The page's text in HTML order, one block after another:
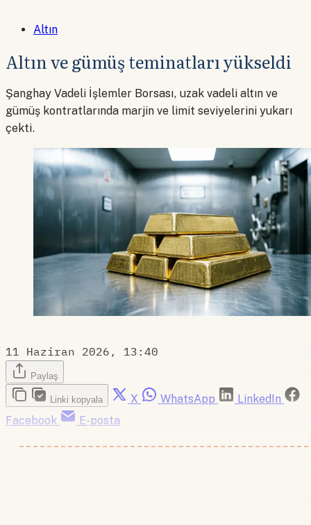
Altın
Altın ve gümüş teminatları yükseldi
Şanghay Vadeli İşlemler Borsası, uzak vadeli altın ve
gümüş kontratlarında marjin ve limit seviyelerini yukarı
çekti.
11 Haziran 2026, 13:40
Paylaş
Linki kopyala X WhatsApp
LinkedIn
Facebook
E-posta